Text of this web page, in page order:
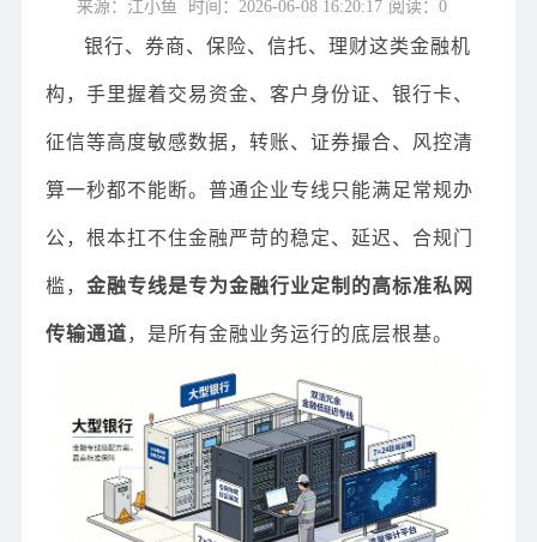
来源：江小鱼 时间：2026-06-08 16:20:17 阅读：0
银行、券商、保险、信托、理财这类金融机
构，手里握着交易资金、客户身份证、银行卡、
征信等高度敏感数据，转账、证券撮合、风控清
算一秒都不能断。普通企业专线只能满足常规办
公，根本扛不住金融严苛的稳定、延迟、合规门
槛， 金融专线是专为金融行业定制的高标准私网
传输通道，是所有金融业务运行的底层根基。